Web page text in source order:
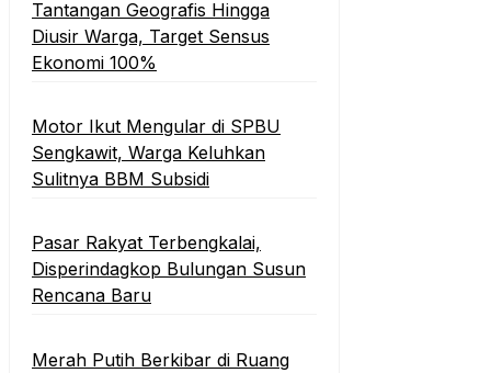
Tantangan Geografis Hingga
Diusir Warga, Target Sensus
Ekonomi 100%‎
Motor Ikut Mengular di SPBU
Sengkawit, Warga Keluhkan
Sulitnya BBM Subsidi
Pasar Rakyat Terbengkalai,
Disperindagkop Bulungan Susun
Rencana Baru
Merah Putih Berkibar di Ruang